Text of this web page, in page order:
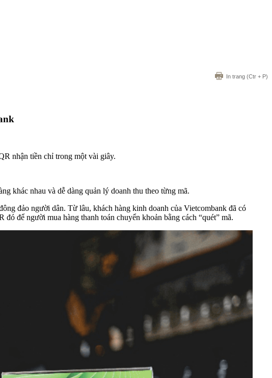
In trang (Ctr + P)
nhận tiền chỉ trong một vài giây.
khác nhau và dễ dàng quản lý doanh thu theo từng mã.
đảo người dân. Từ lâu, khách hàng kinh doanh của Vietcombank đã có
để người mua hàng thanh toán chuyển khoản bằng cách “quét” mã.